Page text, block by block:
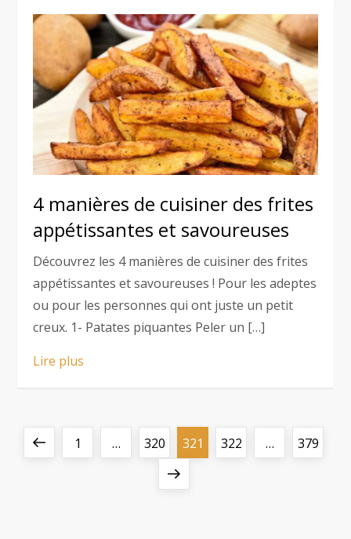
4 manières de cuisiner des frites
appétissantes et savoureuses
Découvrez les 4 manières de cuisiner des frites
appétissantes et savoureuses ! Pour les adeptes
ou pour les personnes qui ont juste un petit
creux. 1- Patates piquantes Peler un […]
Lire plus
Previous
Page
1 … Page
320 Page
321 Page
322 … Page
379
Next